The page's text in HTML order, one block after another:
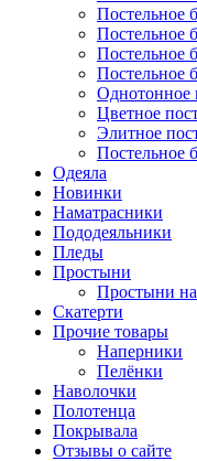
Постельное
Постельное
Постельное
Постельное
Однотонное
Цветное
Элитное
Постельное
Одеяла
Новинки
Наматрасники
Пододеяльники
Пледы
Простыни
Простыни
Скатерти
Прочие товары
Наперники
Пелёнки
Наволочки
Полотенца
Покрывала
Отзывы о сайте